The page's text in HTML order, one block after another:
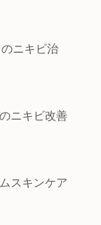
ニキビ治
ニキビ改善
スキンケア